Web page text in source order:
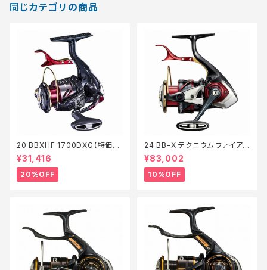
同じカテゴリの商品
20 BBXHF 1700DXG【特価リ
ール】【20】
¥31,416
20%OFF
24 BB-X テクニウム ファイアブ
ラッド C3000DXG SL【継続セ
ール_リール】【10】
¥83,002
10%OFF